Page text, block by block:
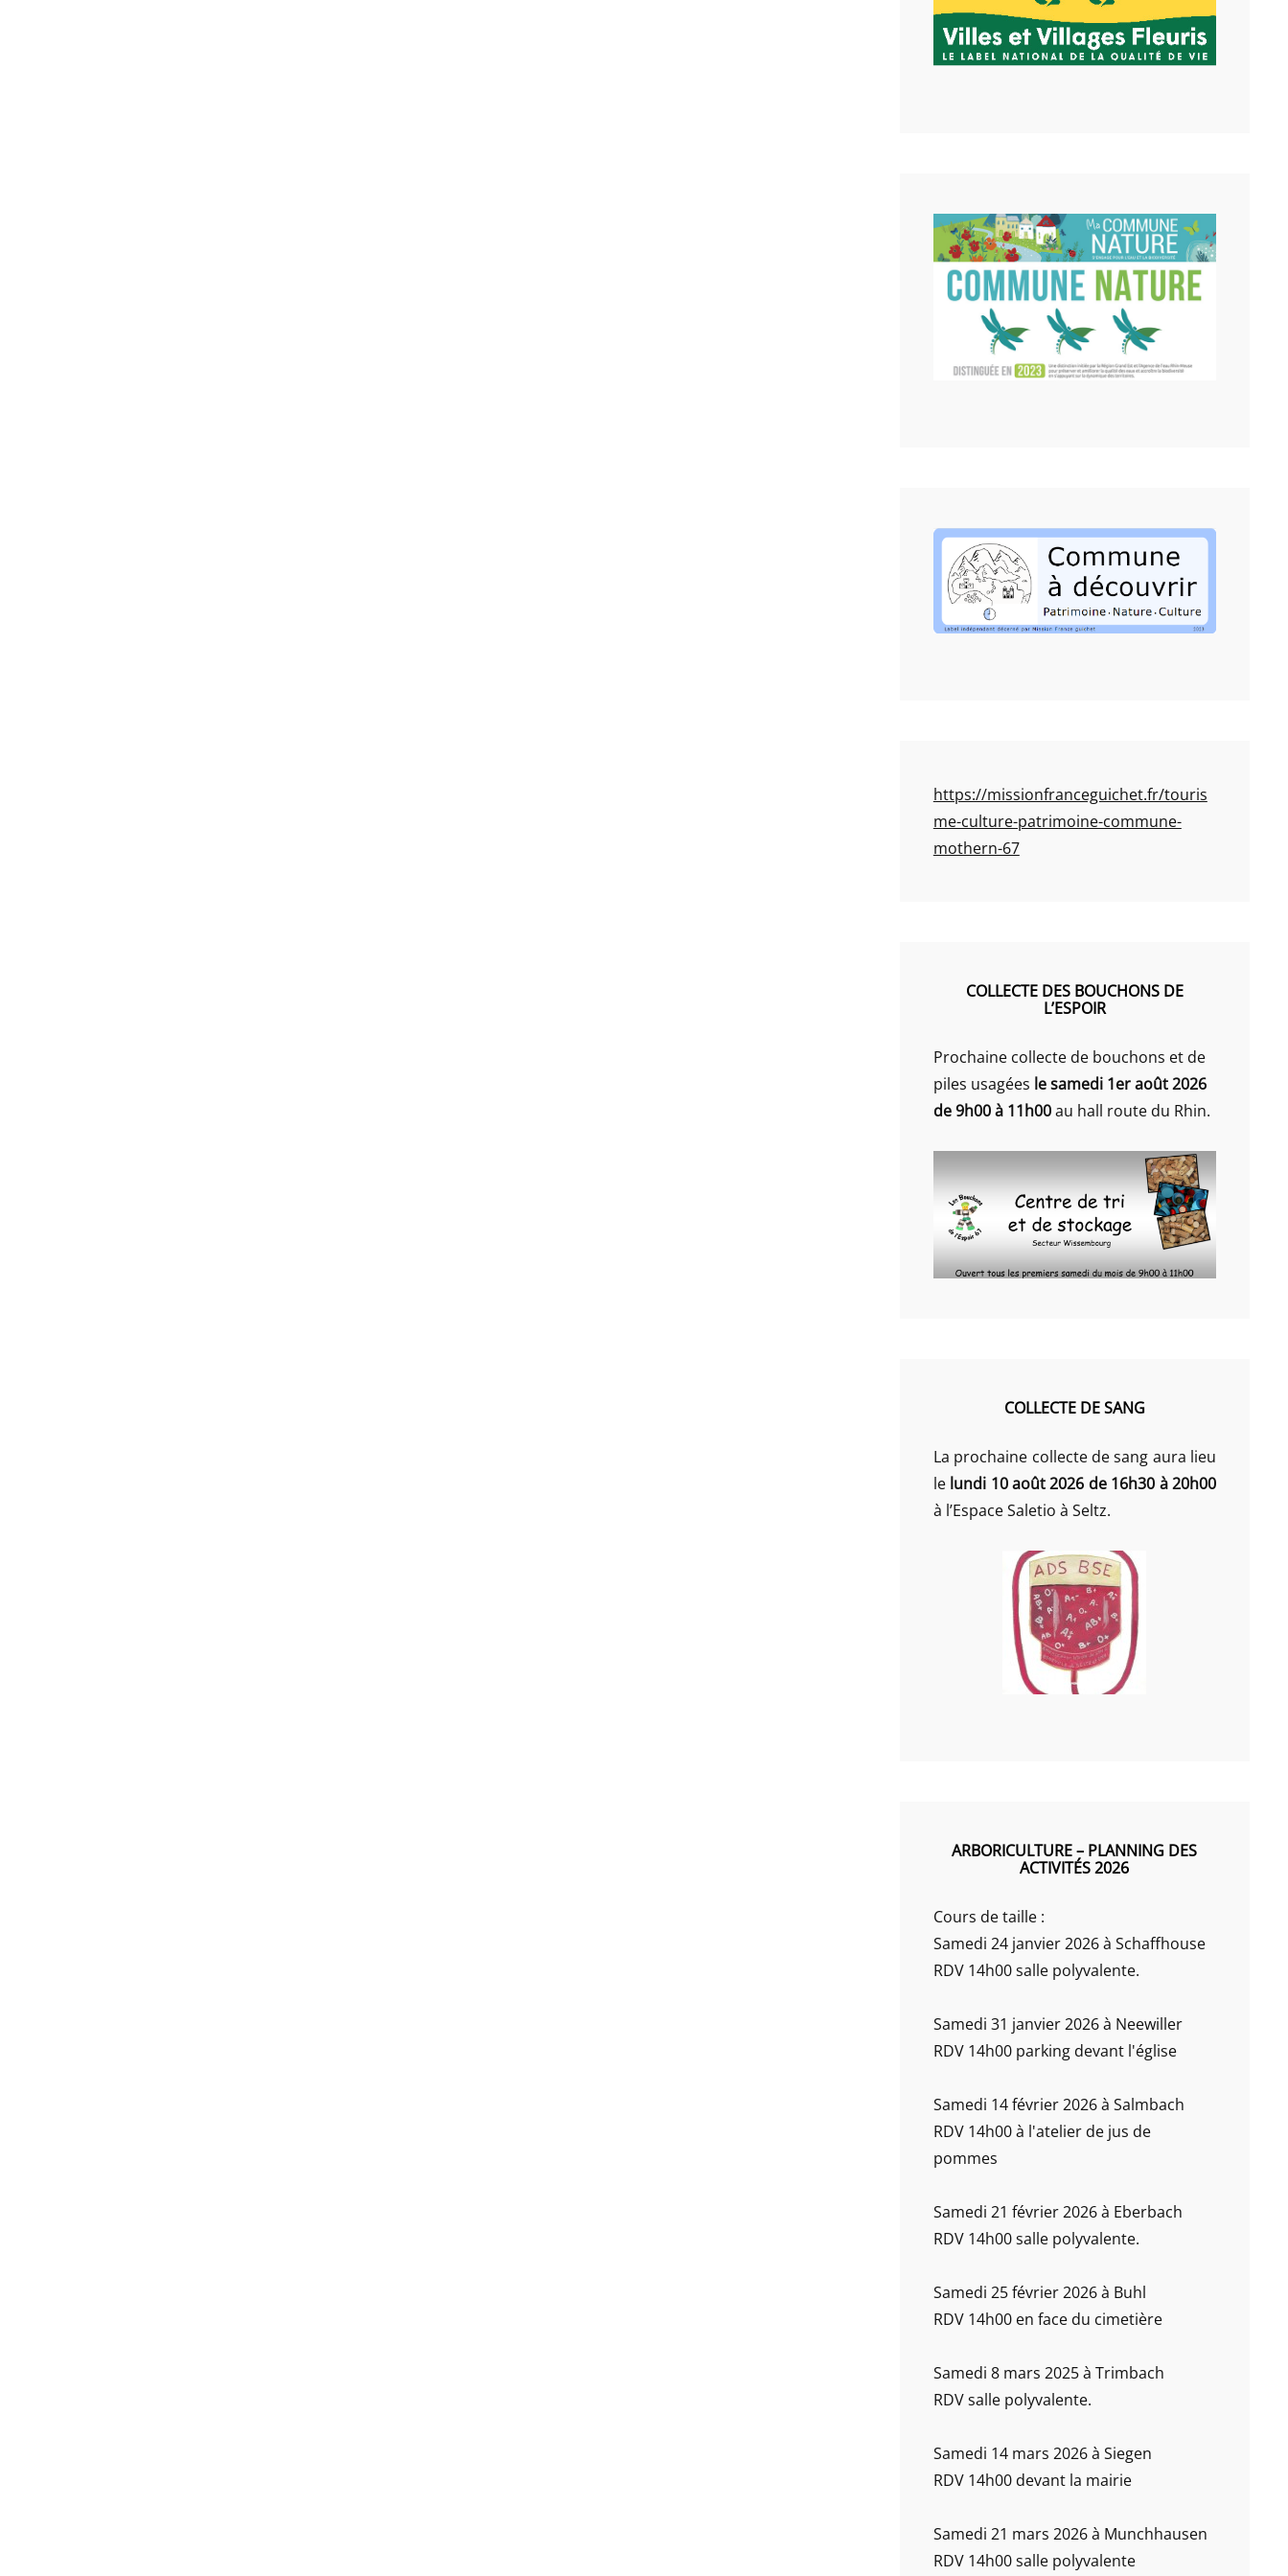
https://missionfranceguichet.fr/touris
me-culture-patrimoine-commune-
mothern-67
COLLECTE DES BOUCHONS DE
L’ESPOIR
Prochaine collecte de bouchons et de
piles usagées le samedi 1er août 2026
de 9h00 à 11h00au hall route du Rhin.
COLLECTE DE SANG
La prochaine collecte de sang aura lieu
le lundi 10 août 2026 de 16h30 à 20h00
à l’Espace Saletio à Seltz.
ARBORICULTURE – PLANNING DES
ACTIVITÉS 2026
Cours de taille :
Samedi 24 janvier 2026 à Schaffhouse
RDV 14h00 salle polyvalente.
Samedi 31 janvier 2026 à Neewiller
RDV 14h00 parking devant l'église
Samedi 14 février 2026 à Salmbach
RDV 14h00 à l'atelier de jus de
pommes
Samedi 21 février 2026 à Eberbach
RDV 14h00 salle polyvalente.
Samedi 25 février 2026 à Buhl
RDV 14h00 en face du cimetière
Samedi 8 mars 2025 à Trimbach
RDV salle polyvalente.
Samedi 14 mars 2026 à Siegen
RDV 14h00 devant la mairie
Samedi 21 mars 2026 à Munchhausen
RDV 14h00 salle polyvalente